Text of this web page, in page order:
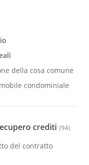
della cosa comune
condominiale
crediti (94)
del contratto